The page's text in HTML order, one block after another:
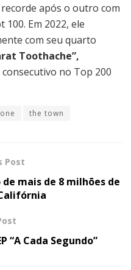
após o outro com
Em 2022, ele
com seu quarto
Toothache”,
no Top 200
the town
Post
mais de 8 milhões de
“A Cada Segundo”